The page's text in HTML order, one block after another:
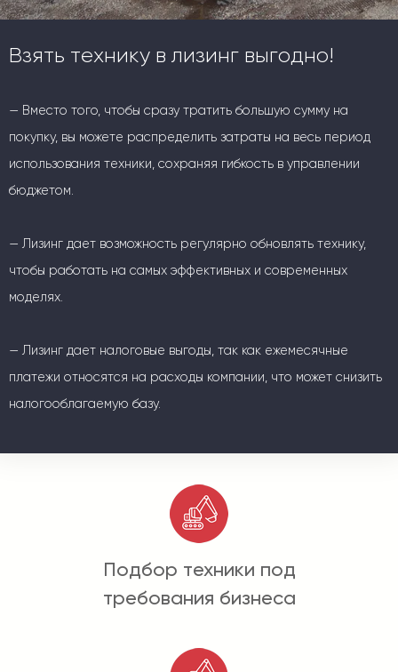
Взять технику в лизинг выгодно!
— Вместо того, чтобы сразу тратить большую сумму на
покупку, вы можете распределить затраты на весь период
использования техники, сохраняя гибкость в управлении
бюджетом.
— Лизинг дает возможность регулярно обновлять технику,
чтобы работать на самых эффективных и современных
моделях.
— Лизинг дает налоговые выгоды, так как ежемесячные
платежи относятся на расходы компании, что может снизить
налогооблагаемую базу.
Подбор техники под
требования бизнеса